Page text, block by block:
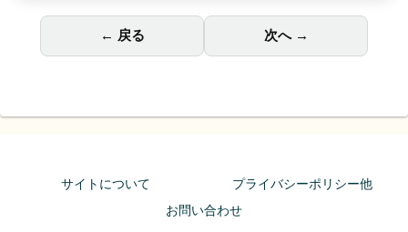
← 戻る 次へ →
サイトについて
プライバシーポリシー他
お問い合わせ